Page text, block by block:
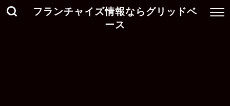
フランチャイズ情報ならグリッドベ
ース